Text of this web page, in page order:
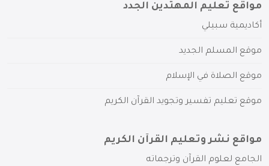
مواقع تعليم المهتدين الجدد
أكاديمية سبيلي
موقع المسلم الجديد
موقع الصلاة في الإسلام
موقع تعليم تفسير وتجويد القرآن الكريم
مواقع نشر وتعليم القرآن الكريم
الجامع لعلوم القرآن وترجماته